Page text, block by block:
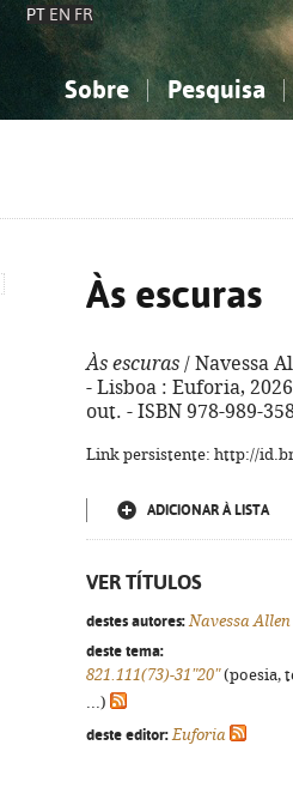
PT EN FR
Sobre Pesquisa
Às escuras
Às escuras / Navessa
- Lisboa : Euforia,
out. - ISBN 978-989-
Link persistente: http://
ADICIONAR À LISTA
VER TÍTULOS
destes autores: Navessa Allen
deste tema:
821.111(73)-31"20"(poesia,
...)
deste editor: Euforia